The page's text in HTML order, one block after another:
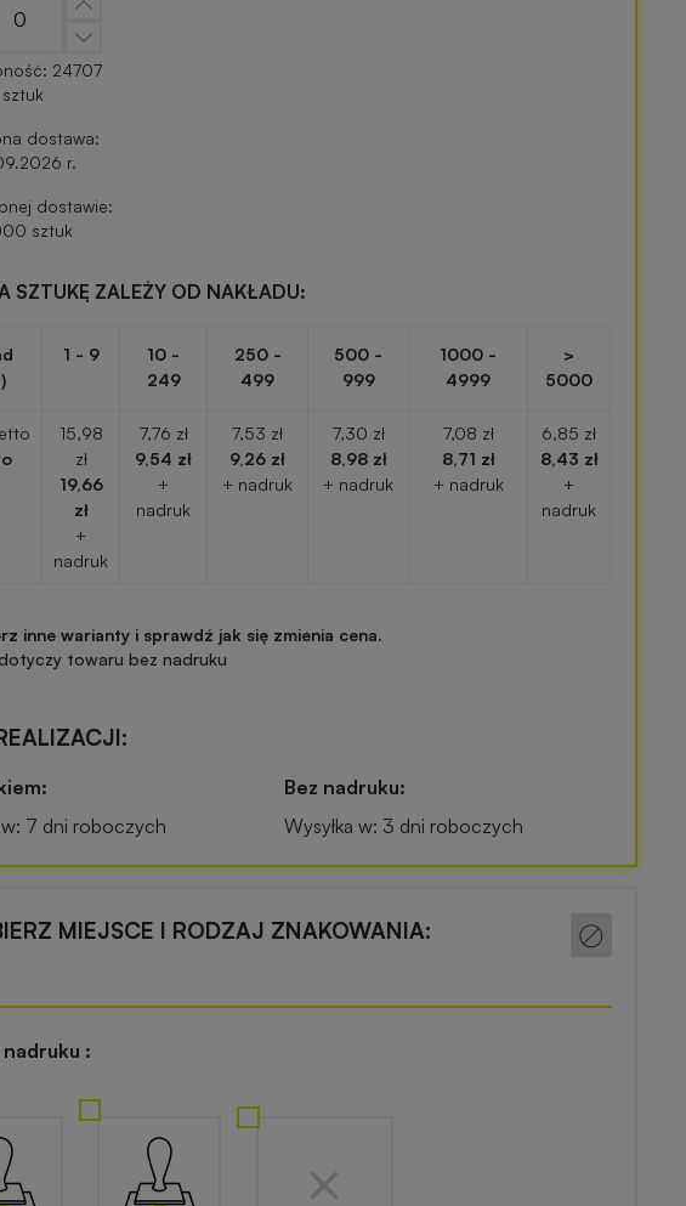
24707
sztuk
dostawa:
r.
dostawie:
sztuk
SZTUKĘ ZALEŻY OD NAKŁADU:
1 - 9
10 -
249
250 -
499
500 -
999
1000 -
4999
>
5000
15,98
zł
19,66
zł
+
nadruk
7,76 zł
9,54 zł
+
nadruk
7,53 zł
9,26 zł
+ nadruk
7,30 zł
8,98 zł
+ nadruk
7,08 zł
8,71 zł
+ nadruk
6,85 zł
8,43 zł
+
nadruk
inne warianty i sprawdź jak się zmienia cena.
towaru bez nadruku
w: 7 dni roboczych
Bez nadruku:
Wysyłka w: 3 dni roboczych
MIEJSCE I RODZAJ ZNAKOWANIA:
: